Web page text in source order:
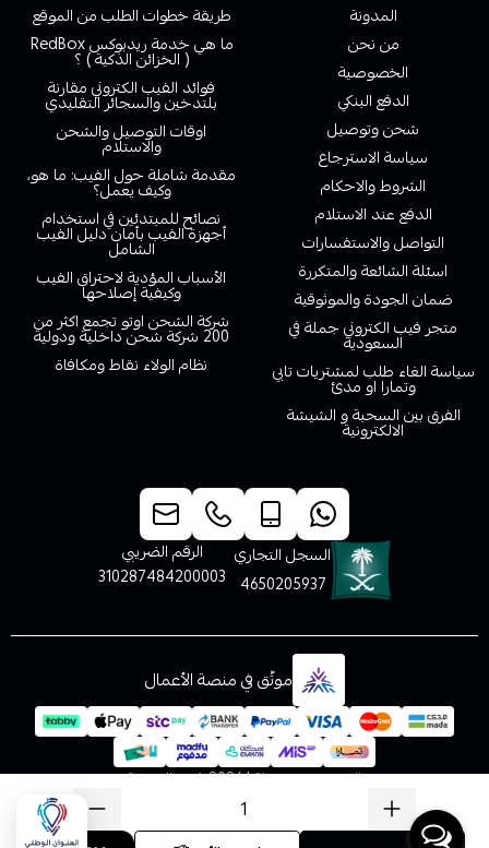
المدونة
من نحن
الخصوصية
الدفع البنكي
شحن وتوصيل
سياسة الاسترجاع
الشروط والاحكام
الدفع عند الاستلام
التواصل والاستفسارات
اسئلة الشائعة والمتكررة
ضمان الجودة والموثوقية
متجر فيب الكتروني جملة في
السعودية
سياسة الغاء طلب لمشتريات تابي
وتمارا او مدئ
الفرق بين السحبة و الشيشة
الالكترونية
طريقة خطوات الطلب من الموقع
ما هي خدمة ريدبوكس RedBox
( الخزائن الذكية ) ؟
فوائد الفيب الكتروني مقارنة
بلتدخين والسجائر التقليدي
اوقات التوصيل والشحن
والاستلام
مقدمة شاملة حول الفيب: ما هو،
وكيف يعمل؟
نصائح للمبتدئين في استخدام
أجهزة الفيب بأمان دليل الفيب
الشامل
الأسباب المؤدية لاحتراق الفيب
وكيفية إصلاحها
شركة الشحن اوتو تجمع اكثر من
200 شركة شحن داخلية ودولية
نظام الولاء نقاط ومكافاة
السجل التجاري
4650205937
الرقم الضريبي
310287484200003
موثّق في منصة الأعمال
الحقوق محفوظة | 2026 فيب المدينة